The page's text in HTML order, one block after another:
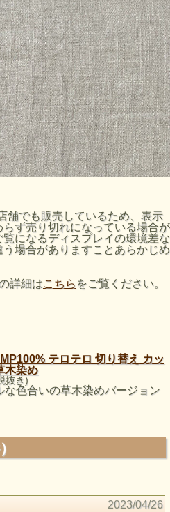
舗でも販売しているため、表示
ず売り切れになっている場合が
になるディスプレイの環境差な
場合がありますことあらかじめ
詳細はこちら をご覧ください。
テロテロ 切り替え カッ
木染め
抜き)
な色合いの草木染めバージョン
2023/04/26